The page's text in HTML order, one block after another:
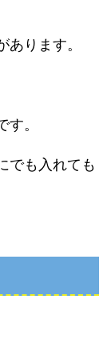
ります。
。
でも入れても